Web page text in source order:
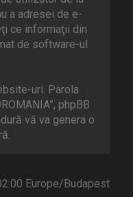
a adresei de e-
ce informaţii din
de software-ul
uri. Parola
phpBB
vă va genera o
Europe/Budapest